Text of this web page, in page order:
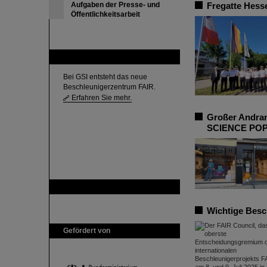
Aufgaben der Presse- und
Öffentlichkeitsarbeit
Bei GSI entsteht das neue
Beschleunigerzentrum FAIR.
Erfahren Sie mehr.
Gefördert von
Fregatte
Großer
SCIENCE
Wichtige